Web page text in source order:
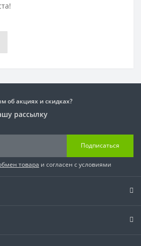
об акциях и скидках?
рассылку
Подписаться
товара и согласен с условиями